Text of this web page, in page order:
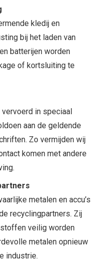
kledij en
bij het laden van
batterijen worden
of kortsluiting te
in speciaal
aan de geldende
Zo vermijden wij
komen met andere
metalen en accu’s
recyclingpartners. Zij
veilig worden
metalen opnieuw
industrie.